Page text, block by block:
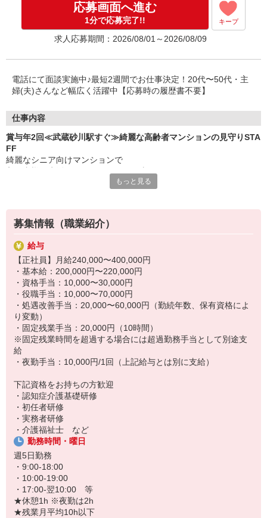
・固定残業手当：20,000円（10時間）
※固定残業時間を超過する場合には超過勤務手当と
して別途支給
・夜勤手当：10,000円/1回（上記給与とは別に支給
下記資格をお持ちの方歓迎
・認知症介護基礎研修
・初任者研修
・介護福祉士 など
応募画面へ進む
1分で応募完了!! キープ
求人応募期間：2026/08/01～2026/08/09
電話にて面談実施中♪最短2週間でお仕事決定！20代〜50代・主
婦(夫)さんなど幅広く活躍中【応募時の履歴書不要】
仕事内容
賞与年2回≪武蔵砂川駅すぐ≫綺麗な高齢者マンションの見守りSTA
FF
綺麗なシニア向けマンションで
・施設内の清掃
・日常生活の見守り
など
出来ることからお任せします♪
介護度の低い方ばかりなので、身体の負担は少なめです◎
もっと見る
募集情報（職業紹介）
給与
【正社員】月給240,000〜400,000円
・基本給：200,000円〜220,000円
・資格手当：10,000〜30,000円
・役職手当：10,000〜70,000円
・処遇改善手当：20,000〜60,000円（勤続年数、保有資格によ
り変動）
・固定残業手当：20,000円（10時間）
※固定残業時間を超過する場合には超過勤務手当として別途支
給
・夜勤手当：10,000円/1回（上記給与とは別に支給）
下記資格をお持ちの方歓迎
・認知症介護基礎研修
・初任者研修
・実務者研修
・介護福祉士 など
勤務時間・曜日
週5日勤務
・9:00-18:00
・10:00-19:00
・17:00-翌10:00 等
★休憩1h ※夜勤は2h
★残業月平均10h以下